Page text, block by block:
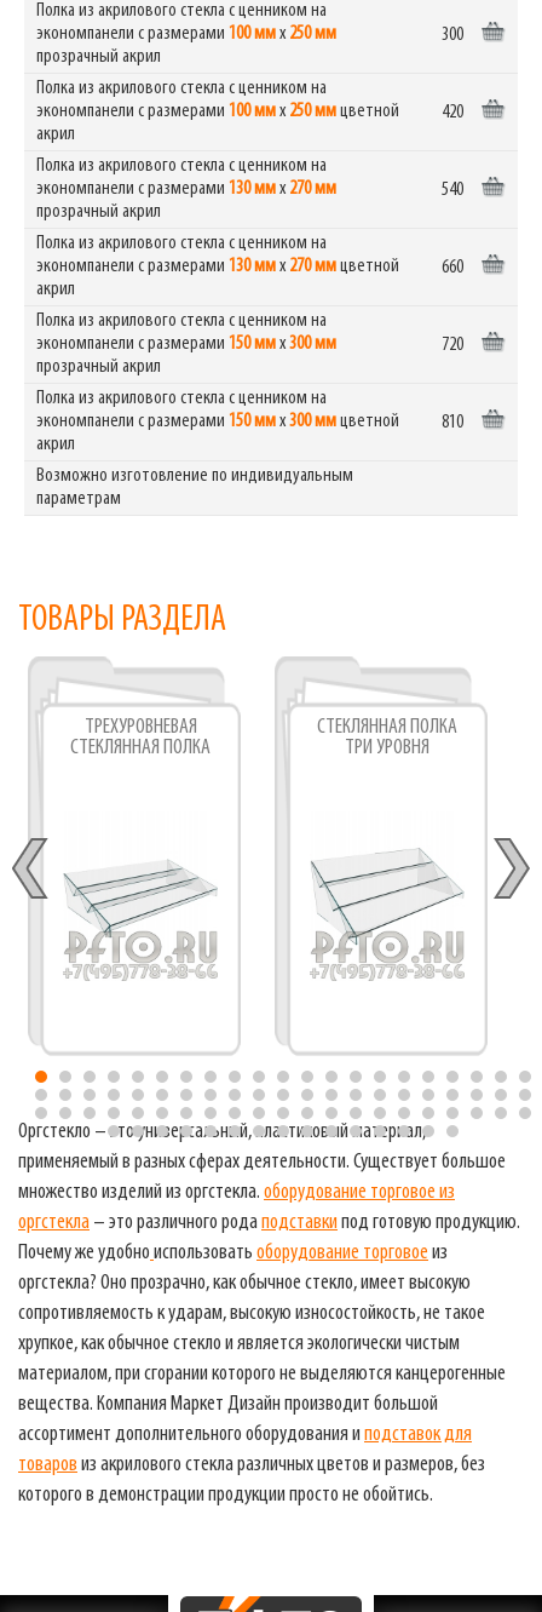
Полка из акрилового стекла с ценником на
экономпанели с размерами 100 ммx 250 мм
прозрачный акрил
300
Полка из акрилового стекла с ценником на
экономпанели с размерами 100 ммx 250 ммцветной
акрил
420
Полка из акрилового стекла с ценником на
экономпанели с размерами 130 ммх 270 мм
прозрачный акрил
540
Полка из акрилового стекла с ценником на
экономпанели с размерами 130 ммх 270 ммцветной
акрил
660
Полка из акрилового стекла с ценником на
экономпанели с размерами 150 ммх300 мм
прозрачный акрил
720
Полка из акрилового стекла с ценником на
экономпанели с размерами 150 ммх300 ммцветной
акрил
810
Возможно изготовление по индивидуальным
параметрам
ТОВАРЫ РАЗДЕЛА
ТРЕХУРОВНЕВАЯ
СТЕКЛЯННАЯ ПОЛКА
СТЕКЛЯННАЯ ПОЛКА
ТРИ УРОВНЯ
Оргстекло – это универсальный, пластиковый материал,
применяемый в разных сферах деятельности. Существует большое
множество изделий из оргстекла. оборудование торговое из
оргстекла – это различного родаподставкипод готовую продукцию.
Почему же удобно использовать оборудование торговое из
оргстекла? Оно прозрачно, как обычное стекло, имеет высокую
сопротивляемость к ударам, высокую износостойкость, не такое
хрупкое, как обычное стекло и является экологически чистым
материалом, при сгорании которого не выделяются канцерогенные
вещества. Компания Маркет Дизайн производит большой
ассортимент дополнительного оборудования и подставок для
товаров из акрилового стекла различных цветов и размеров, без
которого в демонстрации продукции просто не обойтись.